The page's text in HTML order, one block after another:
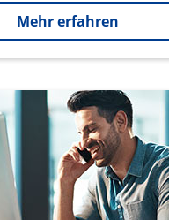
Mehr erfahren